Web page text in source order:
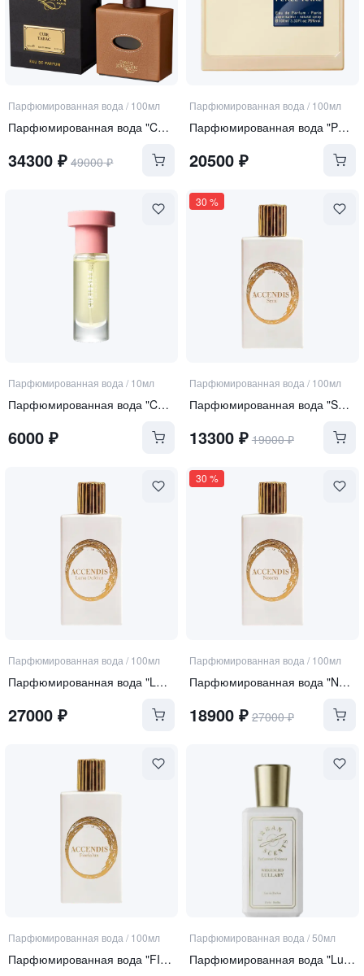
Парфюмированная вода / 100мл
Парфюмированная вода "Cuir Tabac"
34300 ₽ 49000₽
Парфюмированная вода / 100мл
Парфюмированная вода "Perle Rare"
20500₽
Парфюмированная вода / 10мл
Парфюмированная вода "Curiosity"
6000 ₽
30 %
Парфюмированная вода / 100мл
Парфюмированная вода "SERA"
13300₽ 19000₽
Парфюмированная вода / 100мл
Парфюмированная вода "LUNA DULCIUS"
27000 ₽
30 %
Парфюмированная вода / 100мл
Парфюмированная вода "NOORIA"
18900₽ 27000₽
Парфюмированная вода / 100мл
Парфюмированная вода "FIORIALUX"
Парфюмированная вода /50мл
Парфюмированная вода "Lullaby"